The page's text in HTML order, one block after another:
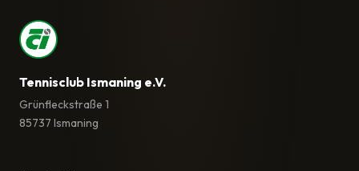
Tennisclub Ismaning e.V.
Grünfleckstraße 1
85737 Ismaning